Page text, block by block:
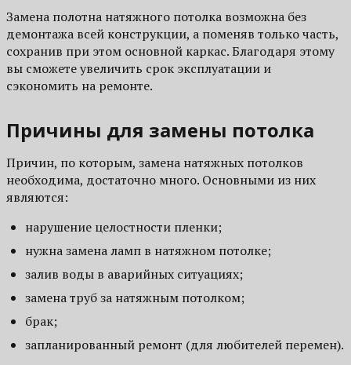
Замена полотна натяжного потолка возможна без
демонтажа всей конструкции, а поменяв только часть,
сохранив при этом основной каркас. Благодаря этому
вы сможете увеличить срок эксплуатации и
сэкономить на ремонте.
Причины для замены потолка
Причин, по которым, замена натяжных потолков
необходима, достаточно много. Основными из них
являются:
нарушение целостности пленки;
нужна замена ламп в натяжном потолке;
залив воды в аварийных ситуациях;
замена труб за натяжным потолком;
брак;
запланированный ремонт (для любителей перемен).